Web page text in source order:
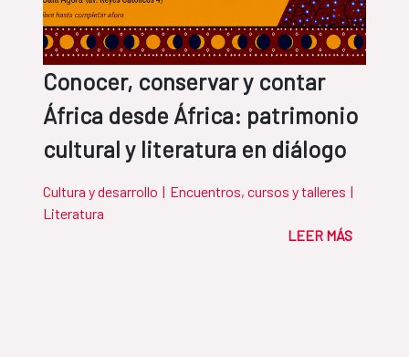
Conocer, conservar y contar
África desde África: patrimonio
cultural y literatura en diálogo
Cultura y desarrollo | Encuentros, cursos y talleres |
Literatura
LEER MÁS